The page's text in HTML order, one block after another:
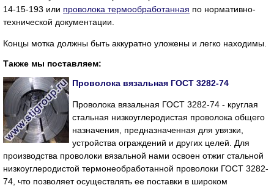
14-15-193 или проволока термообработанная по нормативно-
технической документации.
Концы мотка должны быть аккуратно уложены и легко находимы.
Также мы поставляем:
Проволока вязальная ГОСТ 3282-74
Проволока вязальная ГОСТ 3282-74 - круглая
стальная низкоуглеродистая проволока общего
назначения, предназначенная для увязки,
устройства ограждений и других целей. Для
производства проволоки вязальной нами освоен отжиг стальной
низкоуглеродистой термонеобработанной проволоки ГОСТ 3282-
74, что позволяет осуществлять ее поставки в широком